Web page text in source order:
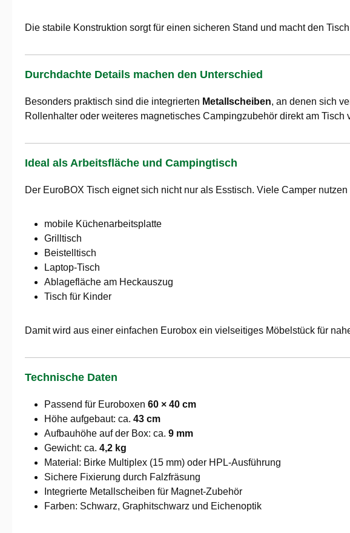
Die stabile Konstruktion sorgt für einen sicheren Stand und macht den
Durchdachte Details machen den Unterschied
Besonders praktisch sind die integrierten Metallscheiben, an denen sich
Rollenhalter oder weiteres magnetisches Campingzubehör direkt am Tisch
Ideal als Arbeitsfläche und Campingtisch
Der EuroBOX Tisch eignet sich nicht nur als Esstisch. Viele Camper
mobile Küchenarbeitsplatte
Grilltisch
Beistelltisch
Laptop-Tisch
Ablagefläche am Heckauszug
Tisch für Kinder
Damit wird aus einer einfachen Eurobox ein vielseitiges Möbelstück für
Technische Daten
Passend für Euroboxen 60 × 40 cm
Höhe aufgebaut: ca. 43 cm
Aufbauhöhe auf der Box: ca. 9 mm
Gewicht: ca. 4,2 kg
Material: Birke Multiplex (15 mm) oder HPL-Ausführung
Sichere Fixierung durch Falzfräsung
Integrierte Metallscheiben für Magnet-Zubehör
Farben: Schwarz, Graphitschwarz und Eichenoptik